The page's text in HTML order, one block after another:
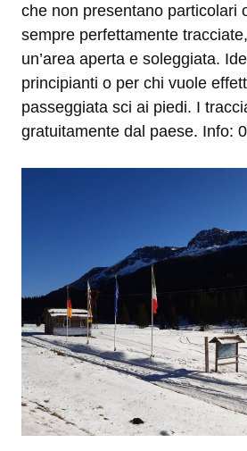
che non presentano particolari
sempre perfettamente
un’area aperta e soleggiata.
principianti o per chi vuole
passeggiata sci ai piedi. I
gratuitamente dal paese. Info: